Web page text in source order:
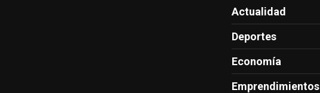
Actualidad
Deportes
Economía
Emprendimientos